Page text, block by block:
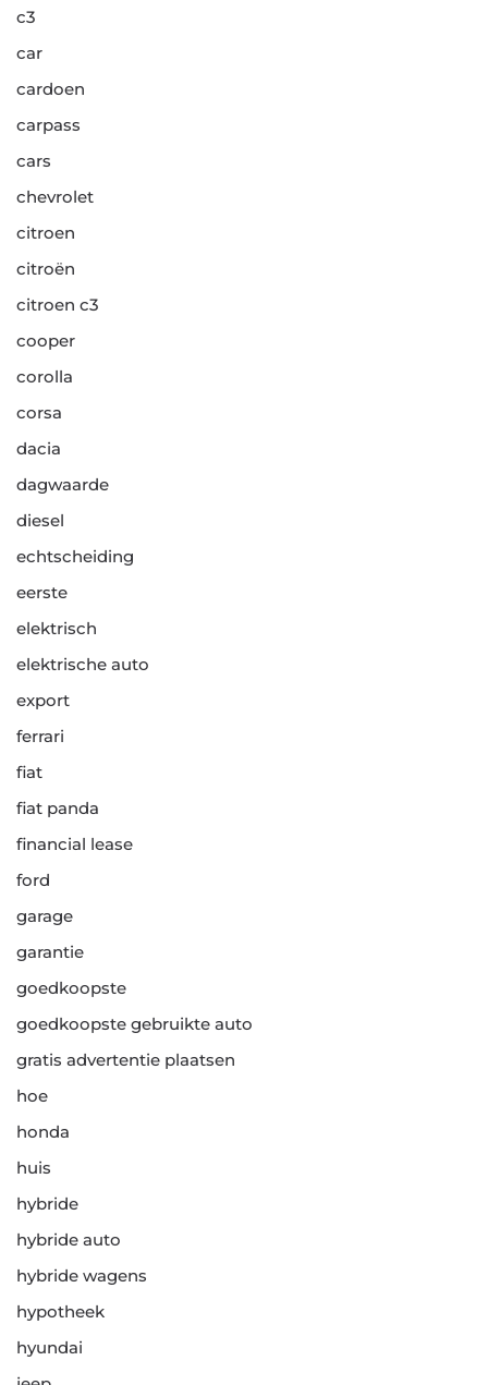
c3
car
cardoen
carpass
cars
chevrolet
citroen
citroën
citroen c3
cooper
corolla
corsa
dacia
dagwaarde
diesel
echtscheiding
eerste
elektrisch
elektrische auto
export
ferrari
fiat
fiat panda
financial lease
ford
garage
garantie
goedkoopste
goedkoopste gebruikte auto
gratis advertentie plaatsen
hoe
honda
huis
hybride
hybride auto
hybride wagens
hypotheek
hyundai